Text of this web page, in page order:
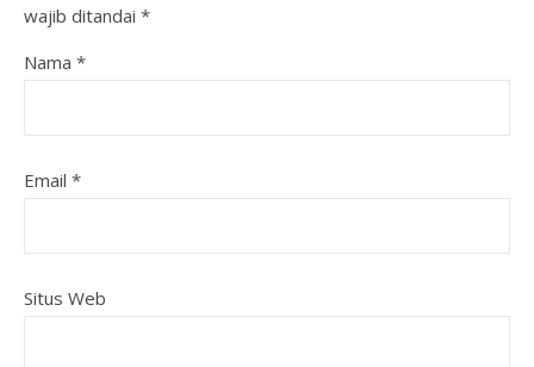
wajib ditandai *
Nama *
Email *
Situs Web